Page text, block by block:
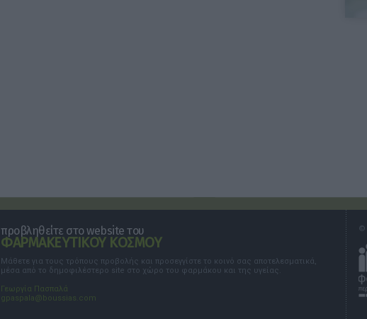
προβληθείτε στο website του
ΦΑΡΜΑΚΕΥΤΙΚΟΥ ΚΟΣΜΟΥ
Μάθετε για τους τρόπους προβολής και προσεγγίστε το κοινό σας αποτελεσματικά,
μέσα από το δημοφιλέστερο site στο χώρο του φαρμάκου και της υγείας.
Γεωργία Πασπαλά
gpaspala@boussias.com
©